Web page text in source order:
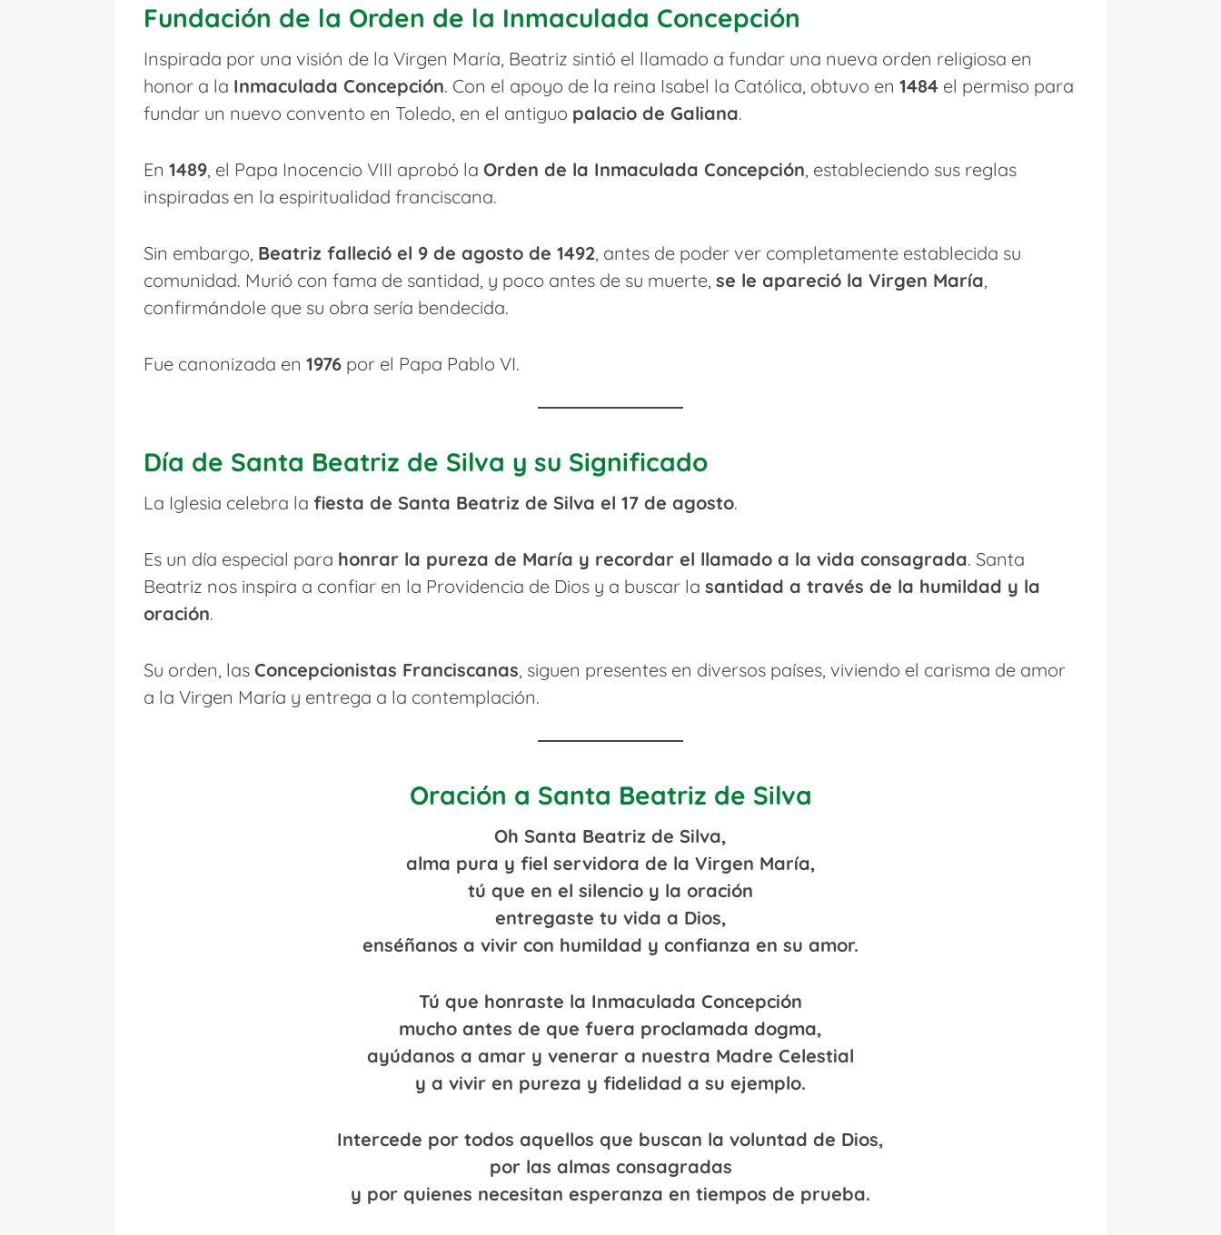
Fundación de la Orden de la Inmaculada Concepción
Inspirada por una visión de la Virgen María, Beatriz sintió el llamado a fundar una nueva orden religiosa en
honor a la Inmaculada Concepción. Con el apoyo de la reina Isabel la Católica, obtuvo en 1484 el permiso para
fundar un nuevo convento en Toledo, en el antiguo palacio de Galiana.
En 1489, el Papa Inocencio VIII aprobó la Orden de la Inmaculada Concepción, estableciendo sus reglas
inspiradas en la espiritualidad franciscana.
Sin embargo, Beatriz falleció el 9 de agosto de 1492, antes de poder ver completamente establecida su
comunidad. Murió con fama de santidad, y poco antes de su muerte, se le apareció la Virgen María,
confirmándole que su obra sería bendecida.
Fue canonizada en 1976 por el Papa Pablo VI.
Día de Santa Beatriz de Silva y su Significado
La Iglesia celebra la fiesta de Santa Beatriz de Silva el 17 de agosto.
Es un día especial para honrar la pureza de María y recordar el llamado a la vida consagrada. Santa
Beatriz nos inspira a confiar en la Providencia de Dios y a buscar la santidad a través de la humildad y la
oración.
Su orden, las Concepcionistas Franciscanas, siguen presentes en diversos países, viviendo el carisma de amor
a la Virgen María y entrega a la contemplación.
Oración a Santa Beatriz de Silva
Oh Santa Beatriz de Silva,
alma pura y fiel servidora de la Virgen María,
tú que en el silencio y la oración
entregaste tu vida a Dios,
enséñanos a vivir con humildad y confianza en su amor.
Tú que honraste la Inmaculada Concepción
mucho antes de que fuera proclamada dogma,
ayúdanos a amar y venerar a nuestra Madre Celestial
y a vivir en pureza y fidelidad a su ejemplo.
Intercede por todos aquellos que buscan la voluntad de Dios,
por las almas consagradas
y por quienes necesitan esperanza en tiempos de prueba.